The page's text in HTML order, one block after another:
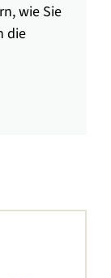
wie Sie
die